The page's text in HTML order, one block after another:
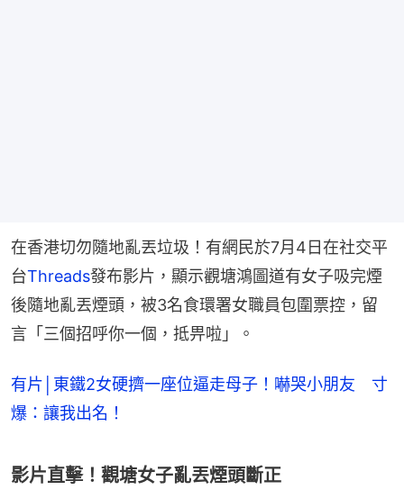
在香港切勿隨地亂丟垃圾！有網民於7月4日在社交平
台Threads發布影片，顯示觀塘鴻圖道有女子吸完煙
後隨地亂丟煙頭，被3名食環署女職員包圍票控，留
言「三個招呼你一個，抵畀啦」。
有片│東鐵2女硬擠一座位逼走母子！嚇哭小朋友 寸
爆：讓我出名！
影片直擊！觀塘女子亂丟煙頭斷正